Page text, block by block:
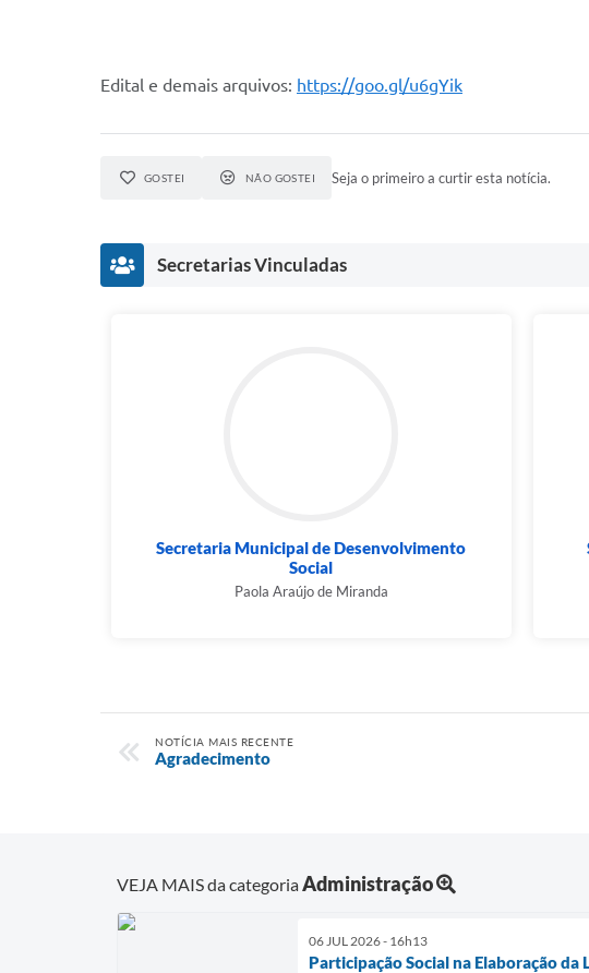
Edital e demais arquivos: https://goo.gl/u6gYik
GOSTEI NÃO GOSTEI Seja o primeiro a curtir esta notícia.
Secretarias Vinculadas
Secretaria Municipal de Desenvolvimento
Social
Paola Araújo de Miranda
NOTÍCIA MAIS RECENTE
Agradecimento
VEJA MAIS da categoriaAdministração
06 JUL 2026 - 16h13
Participação Social na Elaboração da